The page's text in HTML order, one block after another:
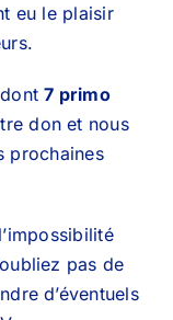
eu le plaisir
dont7 primo
don et nous
prochaines
pas de
d’éventuels